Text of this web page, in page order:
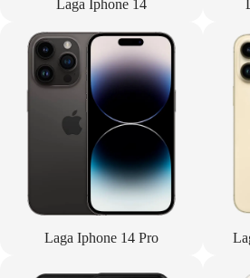
Laga Iphone 14
Laga Iphone 14 Pro